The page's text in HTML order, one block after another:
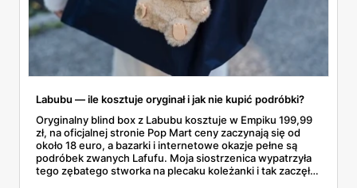
Labubu — ile kosztuje oryginał i jak nie kupić podróbki?
Oryginalny blind box z Labubu kosztuje w Empiku 199,99
zł, na oficjalnej stronie Pop Mart ceny zaczynają się od
około 18 euro, a bazarki i internetowe okazje pełne są
podróbek zwanych Lafufu. Moja siostrzenica wypatrzyła
tego zębatego stworka na plecaku koleżanki i tak zaczęło